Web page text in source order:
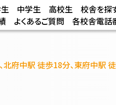
中学生 高校生 校舎を探
よくあるご質問 各校舎電話
府中駅 徒歩18分、東府中駅